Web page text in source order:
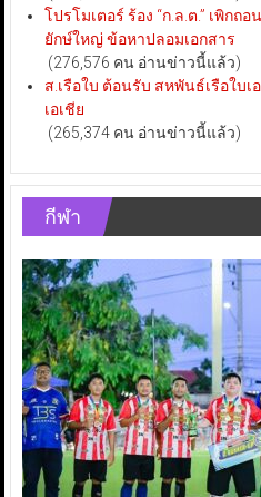
โปรโมเตอร์ ร้อง “ก.ล.ต.” เพิก
ยักษ์ใหญ่ ข้อหาปลอมเอกสาร
(276,576 คน อ่านข่าวนี้แล้ว)
ส.เรือใบ ต้อนรับ สหพันธ์เรือใบ
เอเชีย
(265,374 คน อ่านข่าวนี้แล้ว)
กีฬา